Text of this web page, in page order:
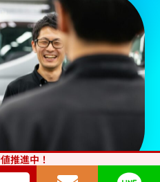
推進中！